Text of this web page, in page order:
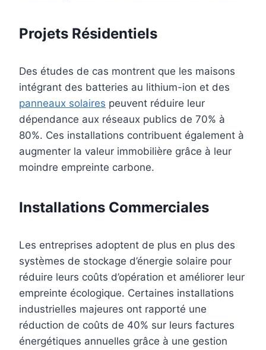
Projets Résidentiels
Des études de cas montrent que les maisons
intégrant des batteries au lithium-ion et des
panneaux solaires peuvent réduire leur
dépendance aux réseaux publics de 70% à
80%. Ces installations contribuent également à
augmenter la valeur immobilière grâce à leur
moindre empreinte carbone.
Installations Commerciales
Les entreprises adoptent de plus en plus des
systèmes de stockage d’énergie solaire pour
réduire leurs coûts d’opération et améliorer leur
empreinte écologique. Certaines installations
industrielles majeures ont rapporté une
réduction de coûts de 40% sur leurs factures
énergétiques annuelles grâce à une gestion